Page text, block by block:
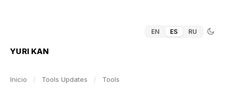
EN ES RU
YURI KAN
Inicio / Tools Updates / Tools